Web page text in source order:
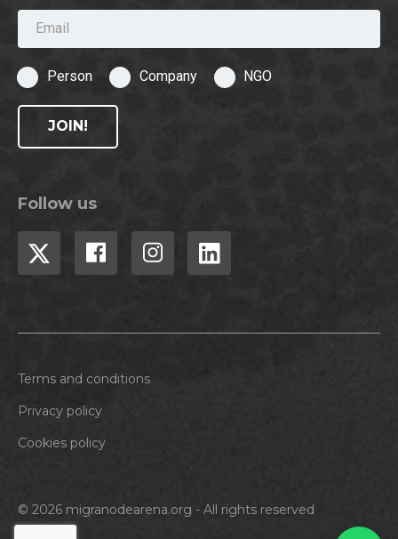
Email
Person Company NGO
JOIN!
Follow us
© 2026 migranodearena.org - All rights reserved
Terms and conditions
Privacy policy
Cookies policy